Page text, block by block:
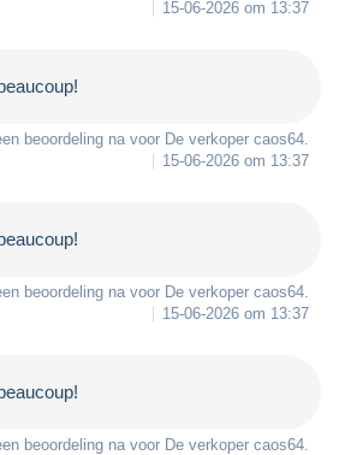
15-06-2026 om 13:37
beoordeling na voor De verkoper caos64
15-06-2026 om 13:37
beoordeling na voor De verkoper caos64
15-06-2026 om 13:37
beoordeling na voor De verkoper caos64